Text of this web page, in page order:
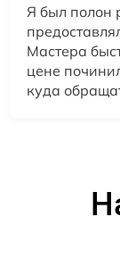
Я был полон
Мастера
цене
куда